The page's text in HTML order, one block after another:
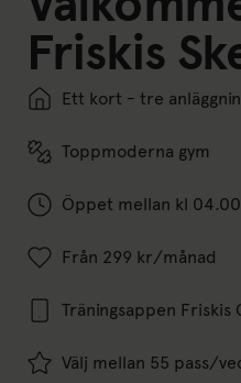
Friskis
Ett kort - tre
Toppmoderna gym
Öppet mellan kl
Från 299 kr/månad
Träningsappen Friskis
Välj mellan 55 pass/